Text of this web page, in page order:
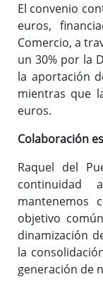
El convenio
euros,
Comercio, a
un 30% por la
la aportación
mientras que
euros.
Colaboración
Raquel del
continuidad
mantenemos
objetivo
dinamización
la
generación de